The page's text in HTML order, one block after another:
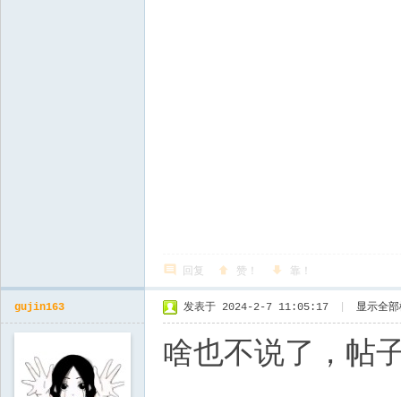
回复 赞！ 靠！
gujin163 发表于 2024-2-7 11:05:17 显示全
啥也不说了，帖